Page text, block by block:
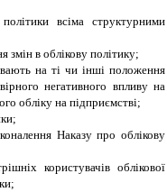
всіма структурними
змін в облікову політику;
на ті чи інші положення
негативного впливу на
обліку на підприємстві;
Наказу про облікову
користувачів облікової